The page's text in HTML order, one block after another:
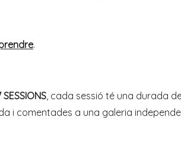
.
SESSIONS, cada sessió té una durada
i comentades a una galeria